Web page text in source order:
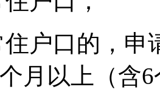
户口的，
月以上（含